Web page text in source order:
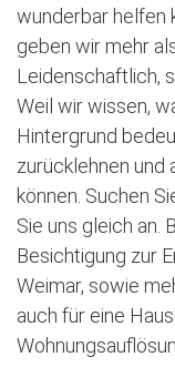
wunderbar helfen
geben wir mehr
Leidenschaftlich,
Weil wir wissen,
Hintergrund
zurücklehnen und
können. Suchen
Sie uns gleich an.
Besichtigung zur
Weimar, sowie
auch für eine